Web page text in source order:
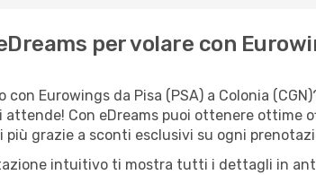
per volare con
Eurowings da Pisa (PSA) a Colonia
Con eDreams puoi ottenere ottime
più grazie a sconti esclusivi su ogni
intuitivo ti mostra tutti i dettagli in